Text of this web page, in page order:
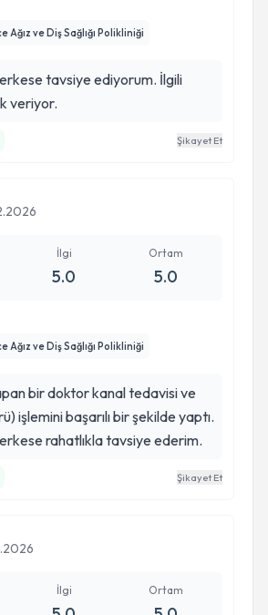
ve Diş Sağlığı Polikliniği
tavsiye ediyorum. İlgili
veriyor.
Şikayet Et
İlgi
5.0
Ortam
5.0
ve Diş Sağlığı Polikliniği
bir doktor kanal tedavisi ve
işlemini başarılı bir şekilde yaptı.
rahatlıkla tavsiye ederim.
Şikayet Et
İlgi Ortam